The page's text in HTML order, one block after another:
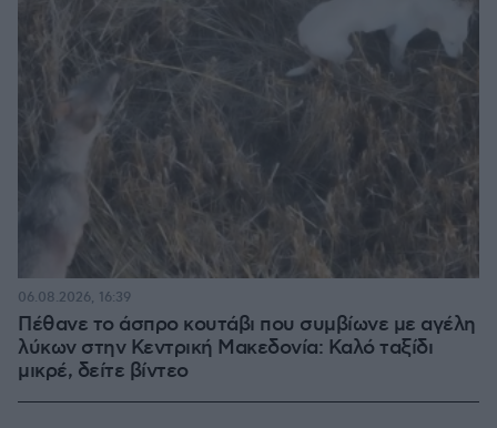
Πέθανε το άσπρο κουτάβι που συμβίωνε με αγέλη
λύκων στην Κεντρική Μακεδονία: Καλό ταξίδι
μικρέ, δείτε βίντεο
06.08.2026, 16:39